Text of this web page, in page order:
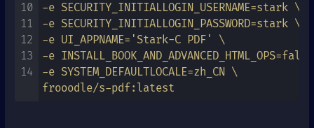
10
11
12
13
14
-e SECURITY_INITIALLOGIN_USERNAME=stark \
-e SECURITY_INITIALLOGIN_PASSWORD=stark \
-e UI_APPNAME='Stark-C PDF' \
-e
-e SYSTEM_DEFAULTLOCALE=zh_CN \
frooodle/s-pdf:latest